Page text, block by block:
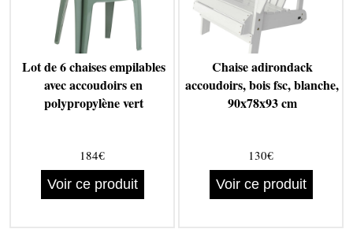
Lot de 6 chaises empilables
avec accoudoirs en
polypropylène vert
184€
Voir ce produit
Chaise adirondack
accoudoirs, bois fsc, blanche,
90x78x93 cm
130€
Voir ce produit